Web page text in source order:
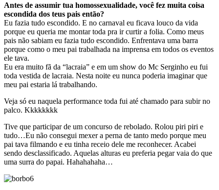
Antes de assumir tua homossexualidade, você fez muita coisa
escondida dos teus pais então?
Eu fazia tudo escondido. E no carnaval eu ficava louco da vida
porque eu queria me montar toda pra ir curtir a folia. Como meus
pais não sabiam eu fazia tudo escondido. Enfrentava uma barra
porque como o meu pai trabalhada na imprensa em todos os eventos
ele tava.
Eu era muito fã da “lacraia” e em um show do Mc Serginho eu fui
toda vestida de lacraia. Nesta noite eu nunca poderia imaginar que
meu pai estaria lá trabalhando.
Veja só eu naquela performance toda fui até chamado para subir no
palco. Kkkkkkkk
Tive que participar de um concurso de rebolado. Rolou piri piri e
tudo…Eu não consegui mexer a perna de tanto medo porque meu
pai tava filmando e eu tinha receio dele me reconhecer. Acabei
sendo desclassificado. Aquelas alturas eu preferia pegar vaia do que
uma surra do papai. Hahahahaha…